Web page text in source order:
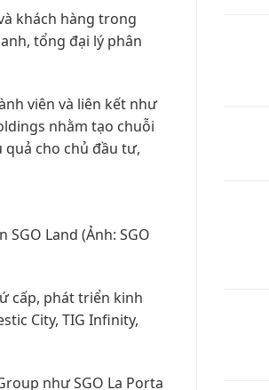
khách hàng trong
tổng đại lý phân
viên và liên kết như
nhằm tạo chuỗi
cho chủ đầu tư,
Land (Ảnh: SGO
cấp, phát triển kinh
City, TIG Infinity,
như SGO La Porta